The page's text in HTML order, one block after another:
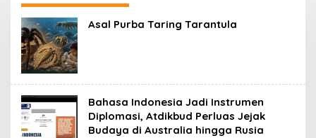
Asal Purba Taring Tarantula
Bahasa Indonesia Jadi Instrumen
Diplomasi, Atdikbud Perluas Jejak
Budaya di Australia hingga Rusia